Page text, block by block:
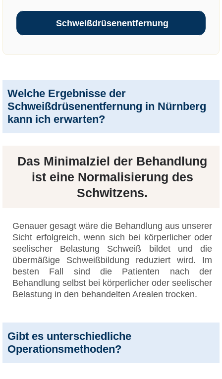
Schweißdrüsenentfernung
Welche Ergebnisse der
Schweißdrüsenentfernung in Nürnberg
kann ich erwarten?
Das Minimalziel der Behandlung
ist eine Normalisierung des
Schwitzens.
Genauer gesagt wäre die Behandlung aus unserer
Sicht erfolgreich, wenn sich bei körperlicher oder
seelischer Belastung Schweiß bildet und die
übermäßige Schweißbildung reduziert wird. Im
besten Fall sind die Patienten nach der
Behandlung selbst bei körperlicher oder seelischer
Belastung in den behandelten Arealen trocken.
Gibt es unterschiedliche
Operationsmethoden?